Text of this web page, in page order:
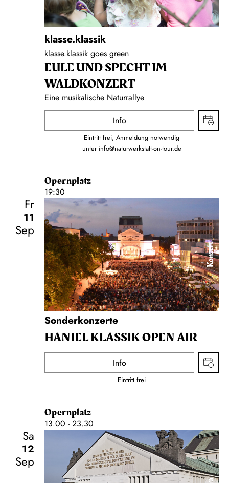
klasse.klassik
klasse.klassik goes green
EULE UND SPECHT IM
WALDKONZERT
Eine musikalische Naturrallye
Info
Eintritt frei, Anmeldung notwendig
unter info@naturwerkstatt-on-tour.de
Opernplatz
19:30
Fr
11
Sep
Konzert
Sonderkonzerte
HANIEL KLASSIK OPEN AIR
Info
Eintritt frei
Opernplatz
13.00 - 23.30
Sa
12
Sep